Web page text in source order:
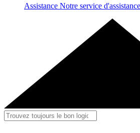
Assistance Notre service